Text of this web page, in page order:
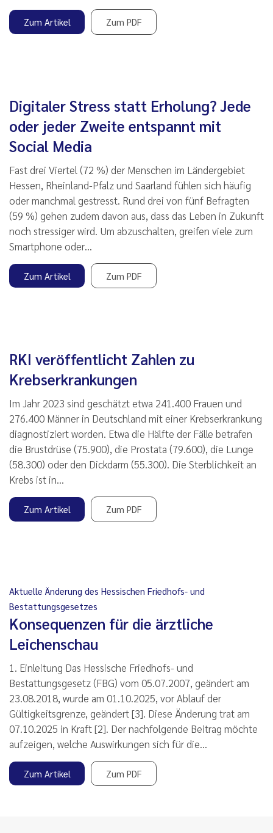
Zum Artikel Zum PDF
Digitaler Stress statt Erholung? Jede
oder jeder Zweite entspannt mit
Social Media
Fast drei Viertel (72 %) der Menschen im Ländergebiet
Hessen, Rheinland-Pfalz und Saarland fühlen sich häufig
oder manchmal gestresst. Rund drei von fünf Befragten
(59 %) gehen zudem davon aus, dass das Leben in Zukunft
noch stressiger wird. Um abzuschalten, greifen viele zum
Smartphone oder…
Zum Artikel Zum PDF
RKI veröffentlicht Zahlen zu
Krebserkrankungen
Im Jahr 2023 sind geschätzt etwa 241.400 Frauen und
276.400 Männer in Deutschland mit einer Krebserkrankung
diagnostiziert worden. Etwa die Hälfte der Fälle betrafen
die Brustdrüse (75.900), die Prostata (79.600), die Lunge
(58.300) oder den Dickdarm (55.300). Die Sterblichkeit an
Krebs ist in…
Zum Artikel Zum PDF
Aktuelle Änderung des Hessischen Friedhofs- und
Bestattungsgesetzes
Konsequenzen für die ärztliche
Leichenschau
1. Einleitung Das Hessische Friedhofs- und
Bestattungsgesetz (FBG) vom 05.07.2007, geändert am
23.08.2018, wurde am 01.10.2025, vor Ablauf der
Gültigkeitsgrenze, geändert [3]. Diese Änderung trat am
07.10.2025 in Kraft [2]. Der nachfolgende Beitrag möchte
aufzeigen, welche Auswirkungen sich für die…
Zum Artikel Zum PDF